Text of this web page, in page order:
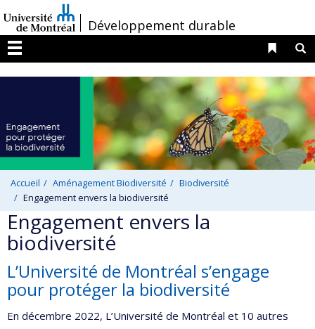
au
contenu
/Développement durable
Menu
Liens
Accueil Aménagement Biodiversité
Biodiversité
Engagement envers la biodiversité
Engagement envers la
biodiversité
L’Université de Montréal s’engage
pour protéger la biodiversité
En décembre 2022, L’Université de Montréal et 10 autres